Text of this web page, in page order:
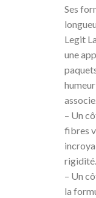
Ses
Legit
une
– Un
fibres
rigidité.
– Un
la